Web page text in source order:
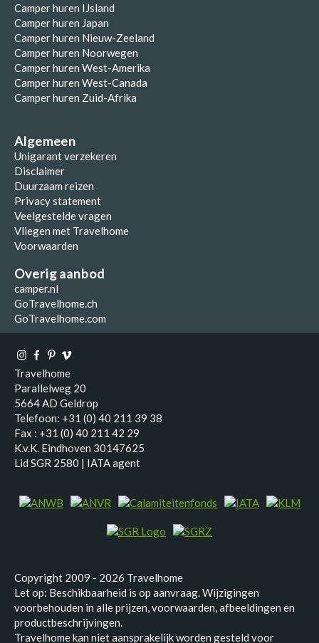
Camper huren IJsland
Camper huren Japan
Camper huren Nieuw-Zeeland
Camper huren Noorwegen
Camper huren West-Amerika
Camper huren West-Canada
Camper huren Zuid-Afrika
Algemeen
Unigarant verzekeren
Disclaimer
Duurzaam reizen
Privacy statement
Veelgestelde vragen
Vliegen met Travelhome
Voorwaarden
Overig aanbod
camper.nl
GoTravelhome.ch
GoTravelhome.com
Travelhome
Parallelweg 20
5664 AD Geldrop
Telefoon: +31 (0) 40 211 39 38
Fax : +31 (0) 40 211 42 29
K.v.K. Eindhoven 30147625
Lid SGR 2580 | IATA agent
Copyright 2009 - 2026 Travelhome
Let op: Beschikbaarheid is op aanvraag. Wijzigingen
voorbehouden in alle prijzen, voorwaarden, afbeeldingen en
productbeschrijvingen.
Travelhome kan niet aansprakelijk worden gesteld voor